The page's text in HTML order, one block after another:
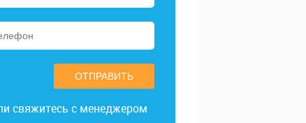
ОТПРАВИТЬ
свяжитесь с менеджером